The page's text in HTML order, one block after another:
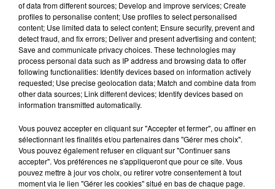
HANDBALL : LE C'CMHB DÉBUTE 2026-27
PAR UN GROS MORCEAU
of data from different sources; Develop and improve services; Create
profiles to personalise content; Use profiles to select personalised
content; Use limited data to select content; Ensure security, prevent and
detect fraud, and fix errors; Deliver and present advertising and content;
Save and communicate privacy choices. These technologies may
process personal data such as IP address and browsing data to offer
following functionalities: Identify devices based on information actively
requested; Use precise geolocation data; Match and combine data from
other data sources; Link different devices; Identify devices based on
information transmitted automatically.
Vous pouvez accepter en cliquant sur "Accepter et fermer", ou affiner en
sélectionnant les finalités et/ou partenaires dans "Gérer mes choix".
Vous pouvez également refuser en cliquant sur "Continuer sans
accepter". Vos préférences ne s'appliqueront que pour ce site. Vous
pouvez mettre à jour vos choix, ou retirer votre consentement à tout
moment via le lien "Gérer les cookies" situé en bas de chaque page.